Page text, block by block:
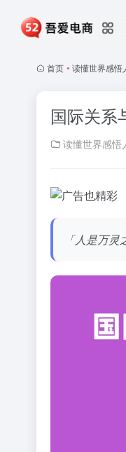
首页 • 读懂世界感悟
国际关系
读懂世界感悟
「人是万